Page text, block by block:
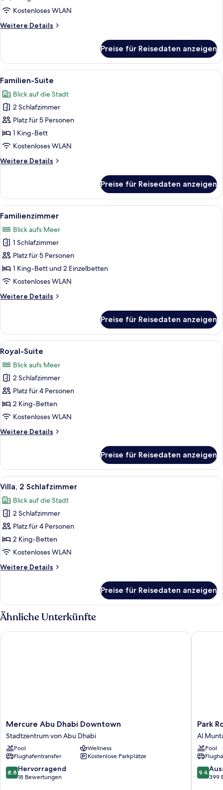
Suite)Kostenloses WLAN
Weitere Details
Weitere
(Al
Raha
Suite)
Preise für Reisedaten anzeigen
Alle
Fotos
für
Familien-
Suite
anzeigen
Ein Hotelzimmer mit einem großen
5
Familien-Suite
Blick auf die Stadt
2 Schlafzimmer
Platz für 5 Personen
1 King-Bett
Kostenloses WLAN
Weitere Details
Weitere
Suite
Preise für Reisedaten anzeigen
Alle
Fotos
für
Familienzimmer
anzeigen
Ein Hotelzimmer mit Esstisch, zwei
6
Familienzimmer
Blick aufs Meer
1 Schlafzimmer
Platz für 5 Personen
1 King-Bett und 2 Einzelbetten
Kostenloses WLAN
Weitere Details
Weitere
Preise für Reisedaten anzeigen
Alle
Fotos
für
Royal-
Suite
anzeigen
Eine geräumige Hotelhalle mit
5
Royal-Suite
Blick aufs Meer
2 Schlafzimmer
Platz für 4 Personen
2 King-Betten
Kostenloses WLAN
Weitere Details
Weitere
Suite
Preise für Reisedaten anzeigen
Alle
Fotos
für
Villa,
2 Schlafzimmer
anzeigen
Ein Hotelzimmer mit einem großen
7
Villa, 2 Schlafzimmer
Blick auf die Stadt
2 Schlafzimmer
Platz für 4 Personen
2 King-Betten
Kostenloses WLAN
Weitere Details
Weitere
2 Schlafzimmer
Preise für Reisedaten anzeigen
Ähnliche Unterkünfte
Mercure
Abu
Dhabi
Downtown
Stadtzentrum
von
Abu
Mercure Abu Dhabi Downtown
Stadtzentrum von Abu Dhabi
Pool
Wellness
Flughafentransfer
Kostenlose Parkplätze
8.8
von
8.8 Hervorragend
18 Bewertungen
Mercure Abu Dhabi Downtown
Park
Rotana
Al
Park
Al
Pool
9.4
von
9.4
399
Park